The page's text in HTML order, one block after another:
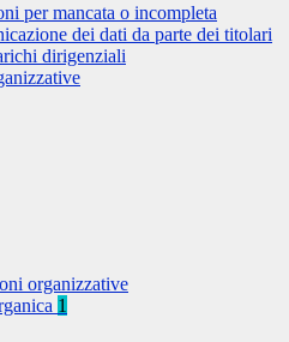
per mancata o incompleta
dei dati da parte dei titolari
dirigenziali
organizzative
1